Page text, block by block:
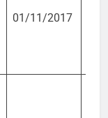
01/11/2017